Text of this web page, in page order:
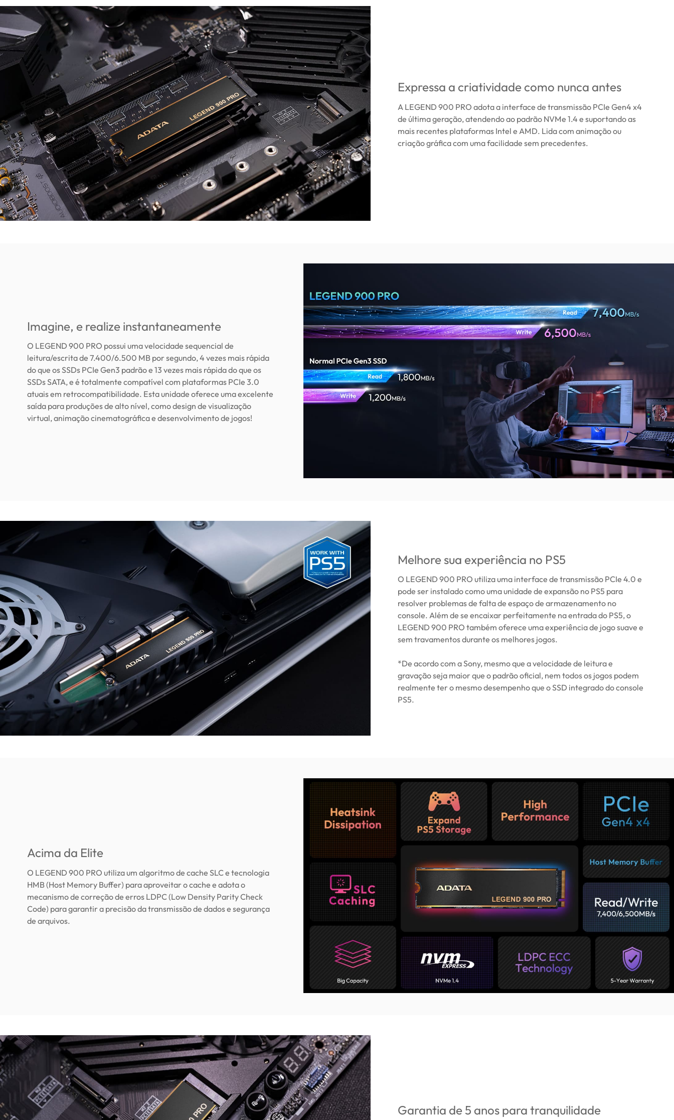
Expressa a criatividade como nunca antes
A LEGEND 900 PRO adota a interface de transmissão PCIe Gen4 x4
de última geração, atendendo ao padrão NVMe 1.4 e suportando as
mais recentes plataformas Intel e AMD. Lida com animação ou
criação gráfica com uma facilidade sem precedentes.
Imagine, e realize instantaneamente
O LEGEND 900 PRO possui uma velocidade sequencial de
leitura/escrita de 7.400/6.500 MB por segundo, 4 vezes mais rápida
do que os SSDs PCIe Gen3 padrão e 13 vezes mais rápida do que os
SSDs SATA, e é totalmente compatível com plataformas PCIe 3.0
atuais em retrocompatibilidade. Esta unidade oferece uma excelente
saída para produções de alto nível, como design de visualização
virtual, animação cinematográfica e desenvolvimento de jogos!
Melhore sua experiência no PS5
O LEGEND 900 PRO utiliza uma interface de transmissão PCIe 4.0 e
pode ser instalado como uma unidade de expansão no PS5 para
resolver problemas de falta de espaço de armazenamento no
console. Além de se encaixar perfeitamente na entrada do PS5, o
LEGEND 900 PRO também oferece uma experiência de jogo suave e
sem travamentos durante os melhores jogos.
*De acordo com a Sony, mesmo que a velocidade de leitura e
gravação seja maior que o padrão oficial, nem todos os jogos podem
realmente ter o mesmo desempenho que o SSD integrado do console
PS5.
Acima da Elite
O LEGEND 900 PRO utiliza um algoritmo de cache SLC e tecnologia
HMB (Host Memory Buffer) para aproveitar o cache e adota o
mecanismo de correção de erros LDPC (Low Density Parity Check
Code) para garantir a precisão da transmissão de dados e segurança
de arquivos.
Garantia de 5 anos para tranquilidade